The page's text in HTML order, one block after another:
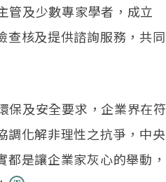
管及少數專家學者，成立
查核及提供諮詢服務，共同
保及安全要求，企業界在符
調化解非理性之抗爭，中央
是讓企業家灰心的舉動，